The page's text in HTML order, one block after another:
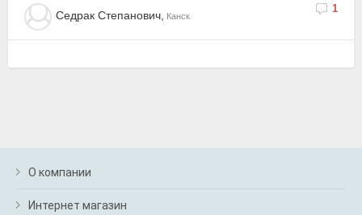
1
Седрак Степанович, Канск
О компании
Интернет магазин